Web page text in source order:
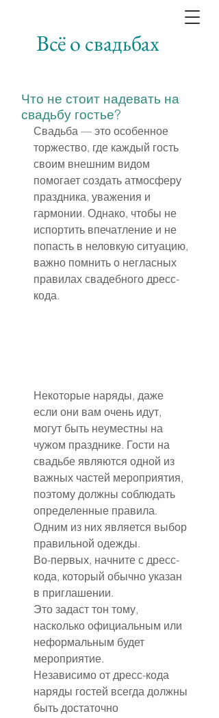
Всё о свадьбах
Что не стоит надевать на
свадьбу гостье?
Свадьба — это особенное
торжество, где каждый гость
своим внешним видом
помогает создать атмосферу
праздника, уважения и
гармонии. Однако, чтобы не
испортить впечатление и не
попасть в неловкую ситуацию,
важно помнить о негласных
правилах свадебного дресс-
кода.
Некоторые наряды, даже
если они вам очень идут,
могут быть неуместны на
чужом празднике. Гости на
свадьбе являются одной из
важных частей мероприятия,
поэтому должны соблюдать
определенные правила.
Одним из них является выбор
правильной одежды.
Во-первых, начните с дресс-
кода, который обычно указан
в приглашении.
Это задаст тон тому,
насколько официальным или
неформальным будет
мероприятие.
Независимо от дресс-кода
наряды гостей всегда должны
быть достаточно